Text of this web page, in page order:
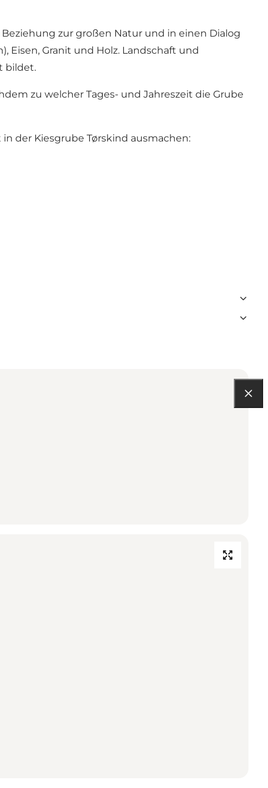
zur großen Natur und in einen Dialog
Eisen, Granit und Holz. Landschaft und
bildet.
zu welcher Tages- und Jahreszeit die Grube
der Kiesgrube Tørskind ausmachen: